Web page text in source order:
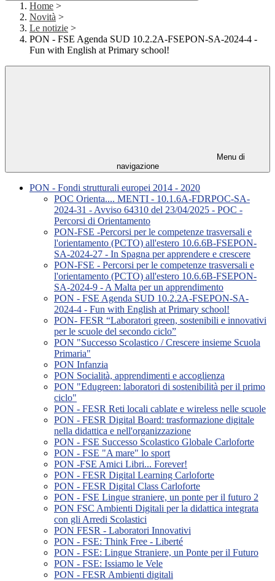
Home >
Novità >
Le notizie >
PON - FSE Agenda SUD 10.2.2A-FSEPON-SA-2024-4 -
Fun with English at Primary school!
Menu di
navigazione
PON - Fondi strutturali europei 2014 - 2020
POC Orienta.... MENTI - 10.1.6A-FDRPOC-SA-
2024-31 - Avviso 64310 del 23/04/2025 - POC -
Percorsi di Orientamento
PON-FSE -Percorsi per le competenze trasversali e
l'orientamento (PCTO) all'estero 10.6.6B-FSEPON-
SA-2024-27 - In Spagna per apprendere e crescere
PON-FSE - Percorsi per le competenze trasversali e
l'orientamento (PCTO) all'estero 10.6.6B-FSEPON-
SA-2024-9 - A Malta per un apprendimento
PON - FSE Agenda SUD 10.2.2A-FSEPON-SA-
2024-4 - Fun with English at Primary school!
PON- FESR “Laboratori green, sostenibili e innovativi
per le scuole del secondo ciclo”
PON "Successo Scolastico / Crescere insieme Scuola
Primaria"
PON Infanzia
PON Socialità, apprendimenti e accoglienza
PON "Edugreen: laboratori di sostenibilità per il primo
ciclo"
PON - FESR Reti locali cablate e wireless nelle scuole
PON - FESR Digital Board: trasformazione digitale
nella didattica e nell'organizzazione
PON - FSE Successo Scolastico Globale Carloforte
PON - FSE "A mare" lo sport
PON -FSE Amici Libri... Forever!
PON - FESR Digital Learning Carloforte
PON - FESR Digital Class Carloforte
PON - FSE Lingue straniere, un ponte per il futuro 2
PON FSC Ambienti Digitali per la didattica integrata
con gli Arredi Scolastici
PON FESR - Laboratori Innovativi
PON - FSE: Think Free - Liberté
PON - FSE: Lingue Straniere, un Ponte per il Futuro
PON - FSE: Issiamo le Vele
PON - FESR Ambienti digitali